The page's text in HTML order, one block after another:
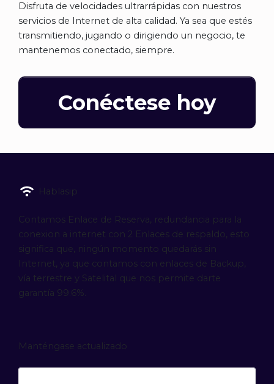
Disfruta de velocidades ultrarrápidas con nuestros
servicios de Internet de alta calidad. Ya sea que estés
transmitiendo, jugando o dirigiendo un negocio, te
mantenemos conectado, siempre.
Conéctese hoy
Hablasip
Contamos Enlace de Reserva, redundancia para la
conexion a internet con 2 Enlaces de respaldo, esto
significa que, ningún momento quedarás sin
Internet, ya que contamos con enlaces de Backup,
vía terrestre y Satelital que nos permite darte
garantía 99.6%.
Manténgase actualizado